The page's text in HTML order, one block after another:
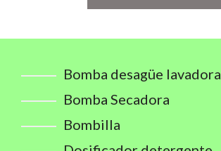
Bomba desagüe lavadora
Bomba Secadora
Bombilla